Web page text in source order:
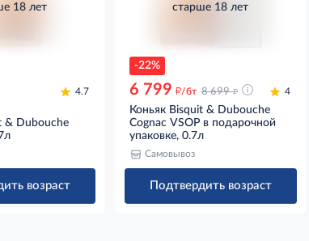
18 лет
4.7
& Dubouche
возраст
-22%
старше 18 лет
6 799 д/бт 8 699 д 4
Коньяк Bisquit & Dubouche
Cognac VSOP в подарочной
упаковке, 0.7л
Самовывоз
Подтвердить возраст